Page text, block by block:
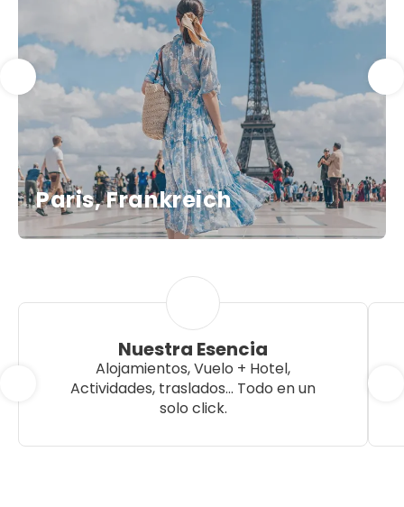
Paris, Frankreich
Nuestra Esencia
Alojamientos, Vuelo + Hotel,
Actividades, traslados... Todo en un
solo click.